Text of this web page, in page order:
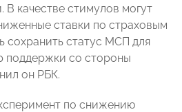
В качестве стимулов могут
ставки по страховым
сохранить статус МСП для
поддержки со стороны
он РБК.
по снижению